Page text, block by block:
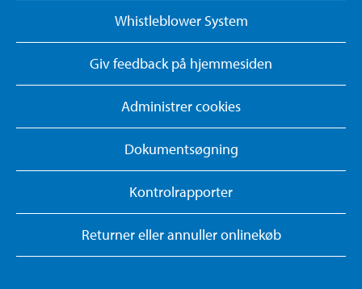
Whistleblower System
Giv feedback på hjemmesiden
Administrer cookies
Dokumentsøgning
Kontrolrapporter
Returner eller annuller onlinekøb